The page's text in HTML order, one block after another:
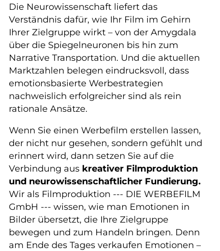
Die Neurowissenschaft liefert das
Verständnis dafür, wie Ihr Film im Gehirn
Ihrer Zielgruppe wirkt – von der Amygdala
über die Spiegelneuronen bis hin zum
Narrative Transportation. Und die aktuellen
Marktzahlen belegen eindrucksvoll, dass
emotionsbasierte Werbestrategien
nachweislich erfolgreicher sind als rein
rationale Ansätze.
Wenn Sie einen Werbefilm erstellen lassen,
der nicht nur gesehen, sondern gefühlt und
erinnert wird, dann setzen Sie auf die
Verbindung aus kreativer Filmproduktion
und neurowissenschaftlicher Fundierung.
Wir als Filmproduktion --- DIE WERBEFILM
GmbH --- wissen, wie man Emotionen in
Bilder übersetzt, die Ihre Zielgruppe
bewegen und zum Handeln bringen. Denn
am Ende des Tages verkaufen Emotionen –